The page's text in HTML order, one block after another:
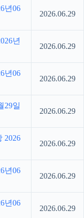
년06
2026.06.29
년
2026.06.29
년06
2026.06.29
29일
2026.06.29
2026
2026.06.29
년06
2026.06.29
년06
2026.06.29